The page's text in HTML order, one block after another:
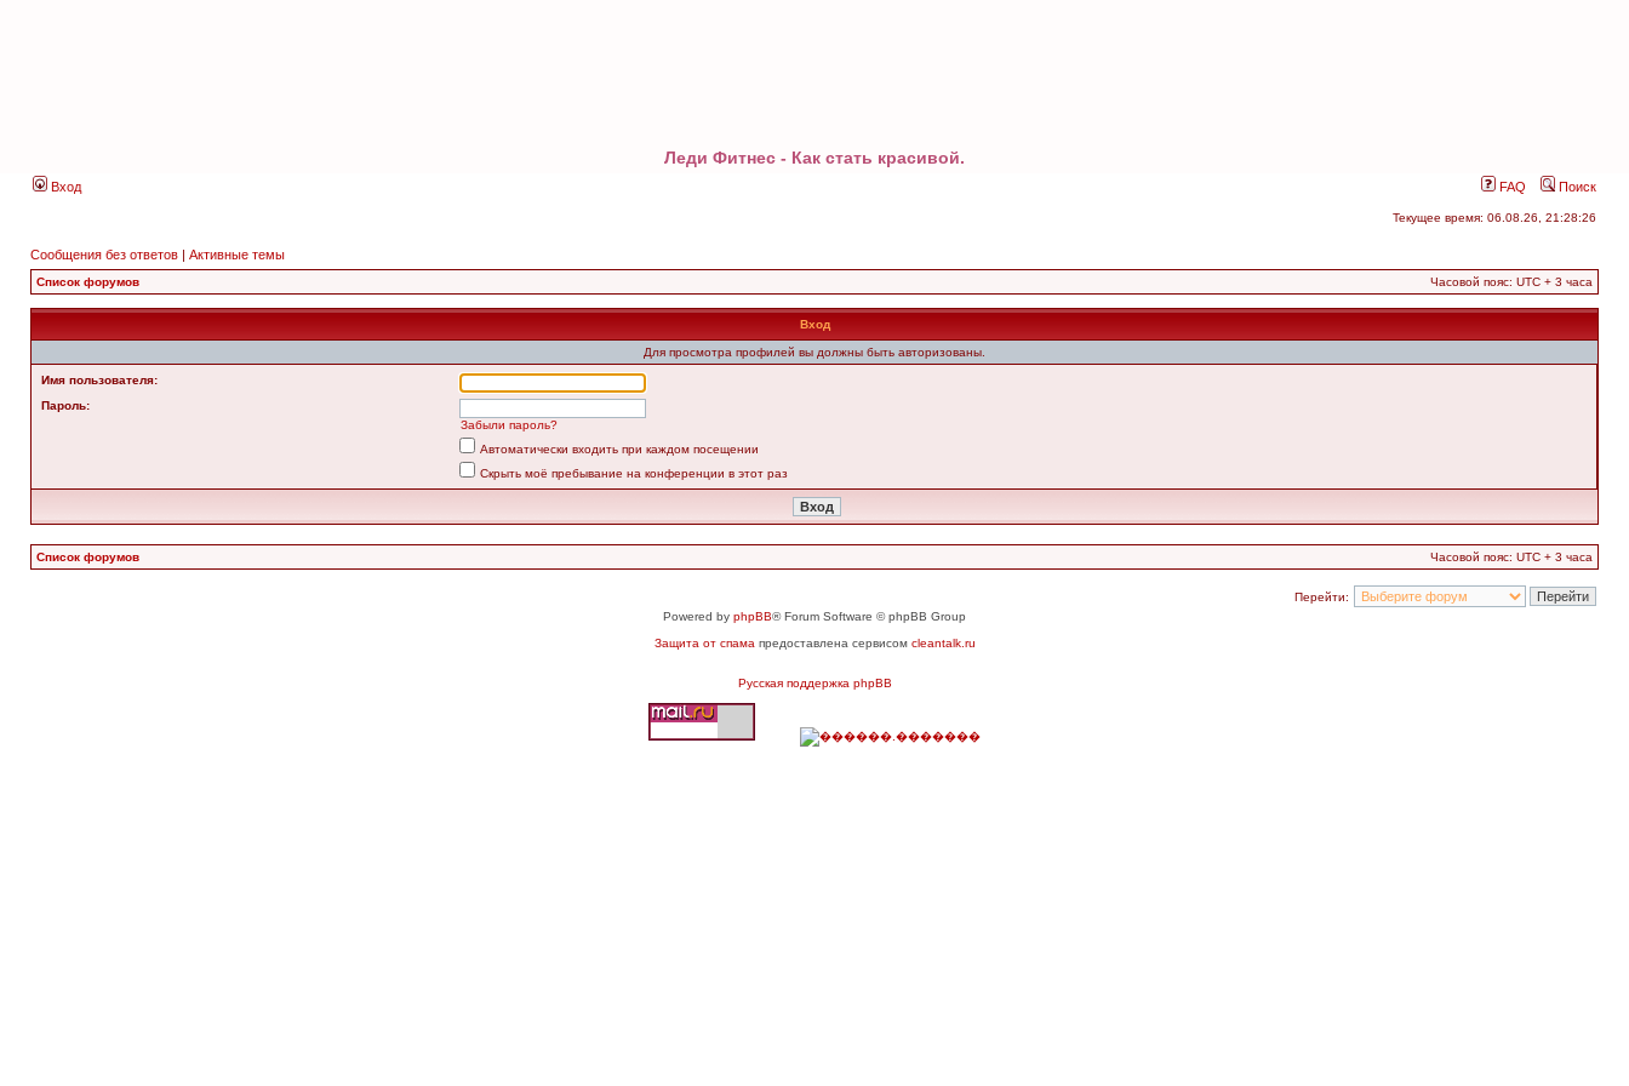
Леди Фитнес - Как стать красивой.
Вход FAQ Поиск
Текущее время: 06.08.26, 21:28:26
Сообщения без ответов | Активные темы
Список форумов Часовой пояс: UTC + 3 часа
Вход
Для просмотра профилей вы должны быть авторизованы.
Имя пользователя:
Пароль:
Забыли пароль?
Автоматически входить при каждом посещении
Скрыть моё пребывание на конференции в этот раз
Список форумов Часовой пояс: UTC + 3 часа
Перейти:
Powered by phpBB® Forum Software © phpBB Group
Защита от спама предоставлена сервисом cleantalk.ru
Русская поддержка phpBB